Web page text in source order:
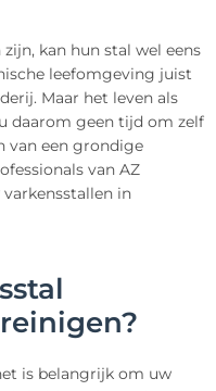
kan hun stal wel eens
leefomgeving juist
Maar het leven als
daarom geen tijd om zelf
van een grondige
van AZ
in
is belangrijk om uw